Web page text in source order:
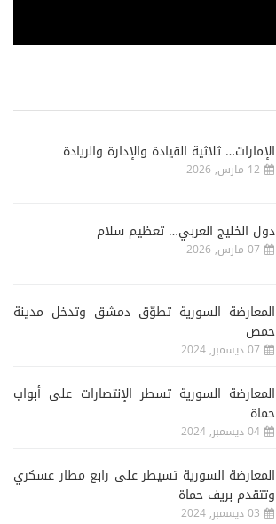
الإمارات… ثلاثية القيادة والإدارة والريادة
12 مارس, 2026
دول الخليج العربي… تعظيم سلام
07 مارس, 2026
المعارضة السورية تطوّق دمشق وتدخل مدينة
حمص
07 ديسمبر, 2024
المعارضة السورية تسطر الإنتصارات على أبواب
حماة
04 ديسمبر, 2024
المعارضة السورية تسيطر على رابع مطار عسكري
وتتقدم بريف حماة
03 ديسمبر, 2024